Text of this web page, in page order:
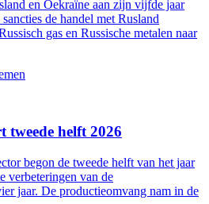
en Oekraïne aan zijn vijfde jaar
de handel met Rusland
gas en Russische metalen naar
tweede helft 2026
begon de tweede helft van het jaar
verbeteringen van de
jaar. De productieomvang nam in de